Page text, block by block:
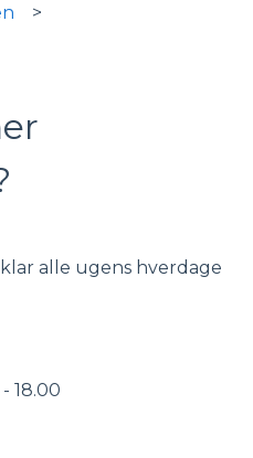
klar alle ugens hverdage
18.00